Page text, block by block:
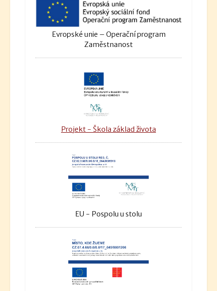
Evropské unie – Operační program
Zaměstnanost
Projekt - Škola základ života
EU - Pospolu u stolu